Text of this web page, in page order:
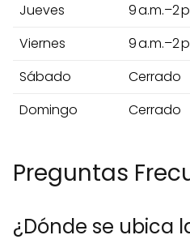
Jueves
9 a.m.–2
Viernes
9 a.m.–2
Sábado
Cerrado
Domingo
Cerrado
Preguntas
¿Dónde se ubica